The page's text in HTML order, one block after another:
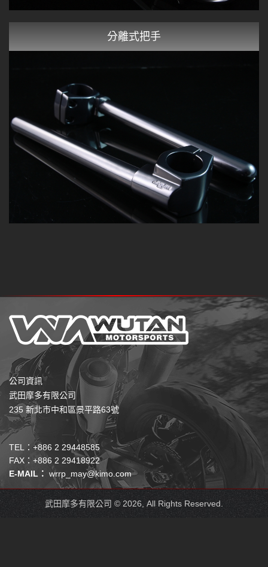
分離式把手
公司資訊
武田摩多有限公司
235 新北市中和區景平路63號
TEL：+886 2 29448585
FAX：+886 2 29418922
E-MAIL： wrrp_may@kimo.com
武田摩多有限公司 © 2026, All Rights Reserved.